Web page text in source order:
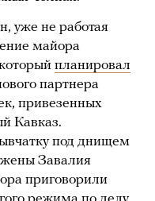
уже не работая
майора
планировал
партнера
привезенных
Кавказ.
под днищем
Завалия
приговорили